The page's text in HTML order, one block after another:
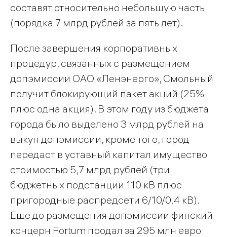
составят относительно небольшую часть
(порядка 7 млрд рублей за пять лет).
После завершения корпоративных
процедур, связанных с размещением
допэмиссии ОАО «Ленэнерго», Смольный
получит блокирующий пакет акций (25%
плюс одна акция). В этом году из бюджета
города было выделено 3 млрд рублей на
выкуп допэмиссии, кроме того, город
передаст в уставный капитал имущество
стоимостью 5,7 млрд рублей (три
бюджетных подстанции 110 кВ плюс
пригородные распредсети 6/10/0,4 кВ).
Еще до размещения допэмиссии финский
концерн Fortum продал за 295 млн евро